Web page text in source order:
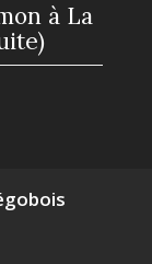
à La